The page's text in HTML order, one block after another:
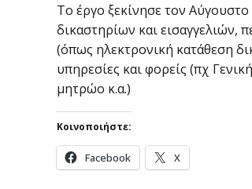
Το έργο ξεκίνησε τον
δικαστηρίων και εισαγγελιών,
(όπως ηλεκτρονική κατάθεση
υπηρεσίες και φορείς (πχ
μητρώο κ.α.)
Κοινοποιήστε:
Facebook X